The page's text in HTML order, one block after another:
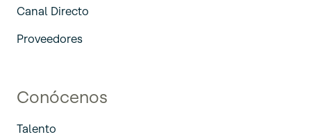
Canal Directo
Proveedores
Conócenos
Talento